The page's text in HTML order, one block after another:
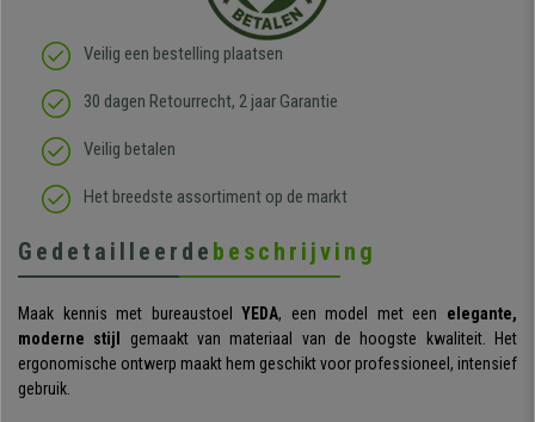
Veilig een bestelling plaatsen
30 dagen Retourrecht, 2 jaar Garantie
Veilig betalen
Het breedste assortiment op de markt
Gedetailleerde beschrijving
Maak kennis met bureaustoelYEDA, een model met een elegante,
moderne stijl
gemaakt van materiaal van de hoogste kwaliteit. Het
ergonomische ontwerp maakt hem geschikt voor professioneel, intensief
gebruik.